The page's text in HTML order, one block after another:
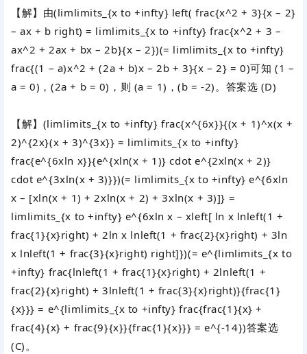
【解】由(limlimits_{x to +infty} left( frac{x^2 + 3}{x – 2}
– ax + b right) = limlimits_{x to +infty} frac{x^2 + 3 –
ax^2 + 2ax + bx – 2b}{x – 2})(= limlimits_{x to +infty}
frac{(1 – a)x^2 + (2a + b)x – 2b + 3}{x – 2} = 0)可知(1 –
a = 0) ，(2a + b = 0) ，则 (a = 1) ，(b = -2)。答案选 (D)
【解】 (limlimits_{x to +infty} frac{x^{6x}}{(x + 1)^x(x +
2)^{2x}(x + 3)^{3x}} = limlimits_{x to +infty}
frac{e^{6xln x}}{e^{xln(x + 1)} cdot e^{2xln(x + 2)}
cdot e^{3xln(x + 3)}})(= limlimits_{x to +infty} e^{6xln
x – [xln(x + 1) + 2xln(x + 2) + 3xln(x + 3)]} =
limlimits_{x to +infty} e^{6xln x – xleft[ ln x lnleft(1 +
frac{1}{x}right) + 2ln x lnleft(1 + frac{2}{x}right) + 3ln
x lnleft(1 + frac{3}{x}right) right]})(= e^{limlimits_{x to
+infty} frac{lnleft(1 + frac{1}{x}right) + 2lnleft(1 +
frac{2}{x}right) + 3lnleft(1 + frac{3}{x}right)}{frac{1}
{x}}} = e^{limlimits_{x to +infty} frac{frac{1}{x} +
frac{4}{x} + frac{9}{x}}{frac{1}{x}}} = e^{-14})答案选
(C)。